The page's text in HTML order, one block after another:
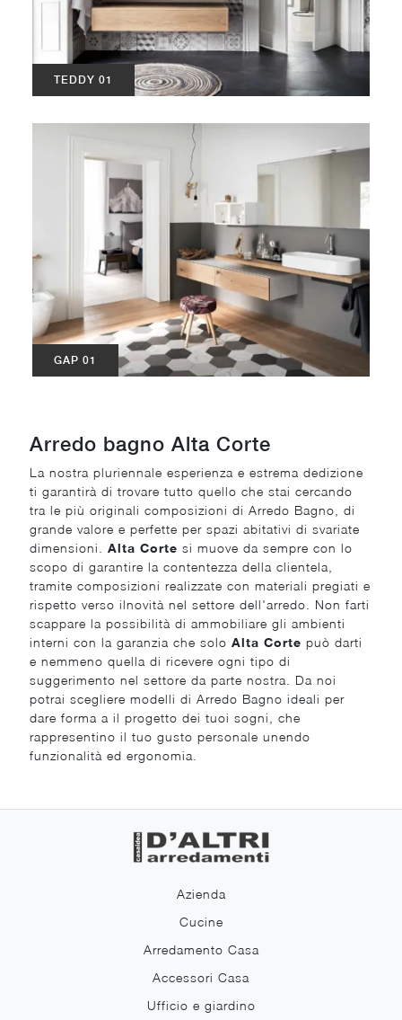
TEDDY 01
GAP 01
Arredo bagno Alta Corte
La nostra pluriennale esperienza e estrema dedizione
ti garantirà di trovare tutto quello che stai cercando
tra le più originali composizioni di Arredo Bagno, di
grande valore e perfette per spazi abitativi di svariate
dimensioni.Alta Corte si muove da sempre con lo
scopo di garantire la contentezza della clientela,
tramite composizioni realizzate con materiali pregiati e
rispetto verso ilnovità nel settore dell'arredo. Non farti
scappare la possibilità di ammobiliare gli ambienti
interni con la garanzia che soloAlta Corte può darti
e nemmeno quella di ricevere ogni tipo di
suggerimento nel settore da parte nostra. Da noi
potrai scegliere modelli di Arredo Bagno ideali per
dare forma a il progetto dei tuoi sogni, che
rappresentino il tuo gusto personale unendo
funzionalità ed ergonomia.
Azienda
Cucine
Arredamento Casa
Accessori Casa
Ufficio e giardino